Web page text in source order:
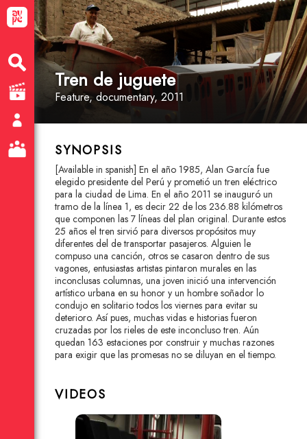
Tren de juguete
Feature, documentary, 2011
SYNOPSIS
[Available in spanish] En el año 1985, Alan García fue
elegido presidente del Perú y prometió un tren eléctrico
para la ciudad de Lima. En el año 2011 se inauguró un
tramo de la línea 1, es decir 22 de los 236.88 kilómetros
que componen las 7 líneas del plan original. Durante estos
25 años el tren sirvió para diversos propósitos muy
diferentes del de transportar pasajeros. Alguien le
compuso una canción, otros se casaron dentro de sus
vagones, entusiastas artistas pintaron murales en las
inconclusas columnas, una joven inició una intervención
artístico urbana en su honor y un hombre soñador lo
condujo en solitario todos los viernes para evitar su
deterioro. Así pues, muchas vidas e historias fueron
cruzadas por los rieles de este inconcluso tren. Aún
quedan 163 estaciones por construir y muchas razones
para exigir que las promesas no se diluyan en el tiempo.
VIDEOS